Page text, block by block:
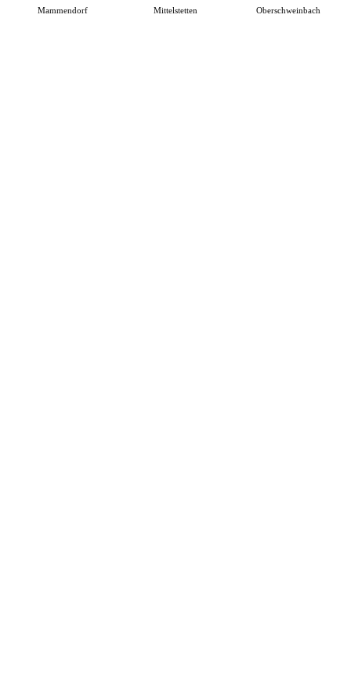
Mammendorf Mittelstetten Oberschweinbach